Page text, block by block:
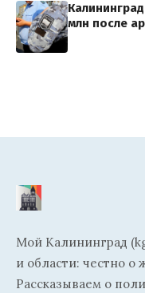
млн после
Мой Калининград
и области: честно о
Рассказываем о